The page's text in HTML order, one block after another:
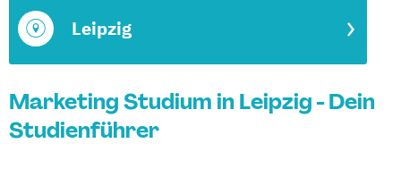
Leipzig
Marketing Studium in Leipzig - Dein
Studienführer